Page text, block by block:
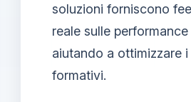
soluzioni forniscono
reale sulle
aiutando a ottimizzare
formativi.